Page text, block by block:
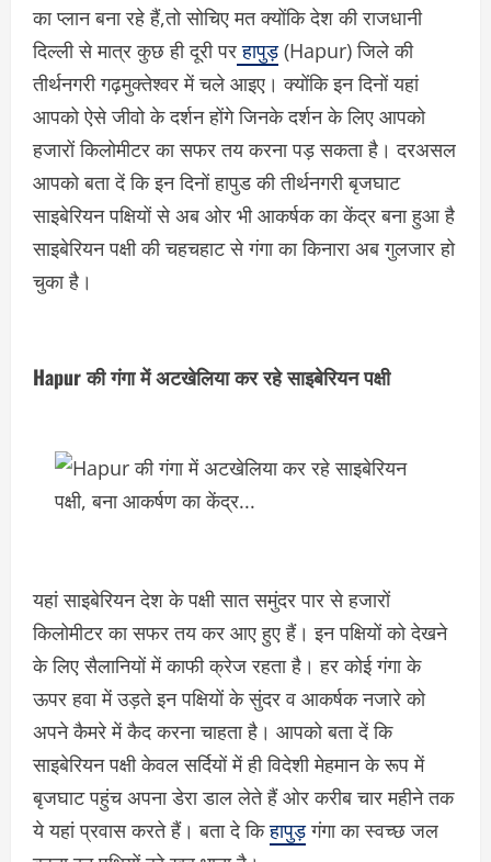
का प्लान बना रहे हैं,तो सोचिए मत क्योंकि देश की राजधानी
दिल्ली से मात्र कुछ ही दूरी परहापुड़(Hapur) जिले की
तीर्थनगरी गढ़मुक्तेश्वर में चले आइए। क्योंकि इन दिनों यहां
आपको ऐसे जीवो के दर्शन होंगे जिनके दर्शन के लिए आपको
हजारों किलोमीटर का सफर तय करना पड़ सकता है। दरअसल
आपको बता दें कि इन दिनों हापुड की तीर्थनगरी बृजघाट
साइबेरियन पक्षियों से अब ओर भी आकर्षक का केंद्र बना हुआ है
साइबेरियन पक्षी की चहचहाट से गंगा का किनारा अब गुलजार हो
चुका है।
Hapur की गंगा में अटखेलिया कर रहे साइबेरियन पक्षी
यहां साइबेरियन देश के पक्षी सात समुंदर पार से हजारों
किलोमीटर का सफर तय कर आए हुए हैं। इन पक्षियों को देखने
के लिए सैलानियों में काफी क्रेज रहता है। हर कोई गंगा के
ऊपर हवा में उड़ते इन पक्षियों के सुंदर व आकर्षक नजारे को
अपने कैमरे में कैद करना चाहता है। आपको बता दें कि
साइबेरियन पक्षी केवल सर्दियों में ही विदेशी मेहमान के रूप में
बृजघाट पहुंच अपना डेरा डाल लेते हैं ओर करीब चार महीने तक
ये यहां प्रवास करते हैं। बता दे किहापुड़गंगा का स्वच्छ जल